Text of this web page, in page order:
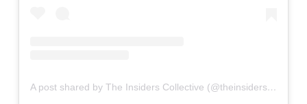
A post shared by The Insiders Collective (@theinsidersco)